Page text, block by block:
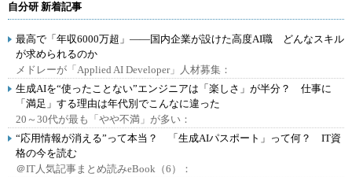
自分研 新着記事
最高で「年収6000万超」――国内企業が設けた高度AI職 どんなスキル
が求められるのか
メドレーが「Applied AI Developer」人材募集：
生成AIを“使ったことない”エンジニアは「楽しさ」が半分？ 仕事に
「満足」する理由は年代別でこんなに違った
20～30代が最も「やや不満」が多い：
“応用情報が消える”って本当？ 「生成AIパスポート」って何？ IT資
格の今を読む
＠IT人気記事まとめ読みeBook（6）：